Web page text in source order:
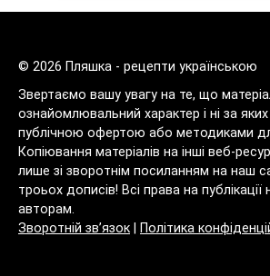
© 2026 Пляшка - рецепти українською
Звертаємо вашу увагу на те, що
ознайомлювальний характер і ні за
публічною офертою або методиками
Копіювання матеріалів на інші веб-
лише зі зворотнім посиланням на наш
троьох дописів! Всі права на публікації
авторам.
Зворотній зв’язок
Політика